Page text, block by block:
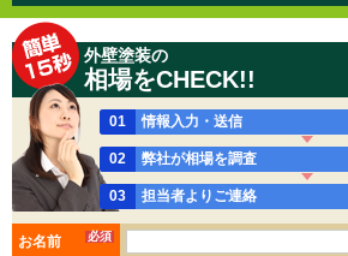
外壁塗装の
相場をCHECK!!
01 情報入力・送信
02 弊社が相場を調査
03 担当者よりご連絡
お名前 必須